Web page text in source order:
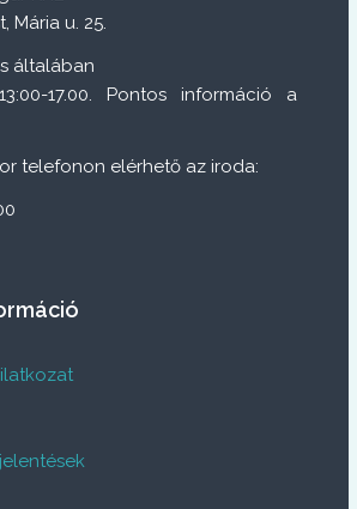
Mária u. 25.
általában
17.00. Pontos információ a
telefonon elérhető az iroda: